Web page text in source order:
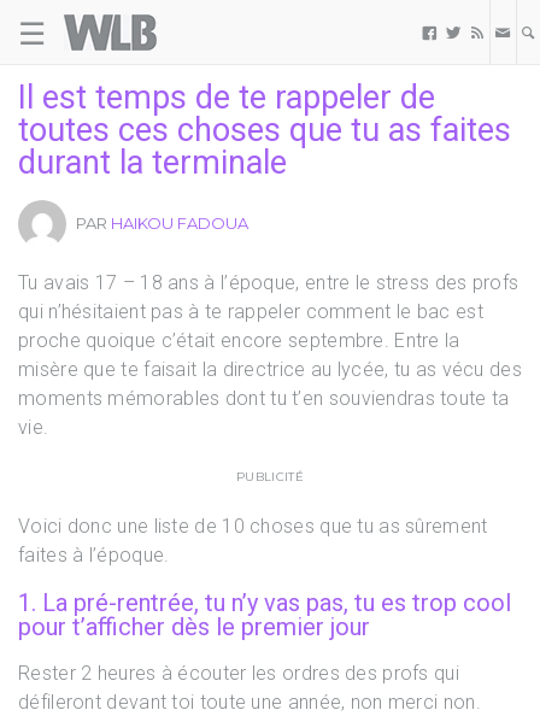
☰   
Il est temps de te rappeler de
toutes ces choses que tu as faites
durant la terminale
PAR HAIKOU FADOUA
Tu avais 17 – 18 ans à l’époque, entre le stress des profs
qui n’hésitaient pas à te rappeler comment le bac est
proche quoique c’était encore septembre. Entre la
misère que te faisait la directrice au lycée, tu as vécu des
moments mémorables dont tu t’en souviendras toute ta
vie.
PUBLICITÉ
Voici donc une liste de 10 choses que tu as sûrement
faites à l’époque.
1. La pré-rentrée, tu n’y vas pas, tu es trop cool
pour t’afficher dès le premier jour
Rester 2 heures à écouter les ordres des profs qui
défileront devant toi toute une année, non merci non.